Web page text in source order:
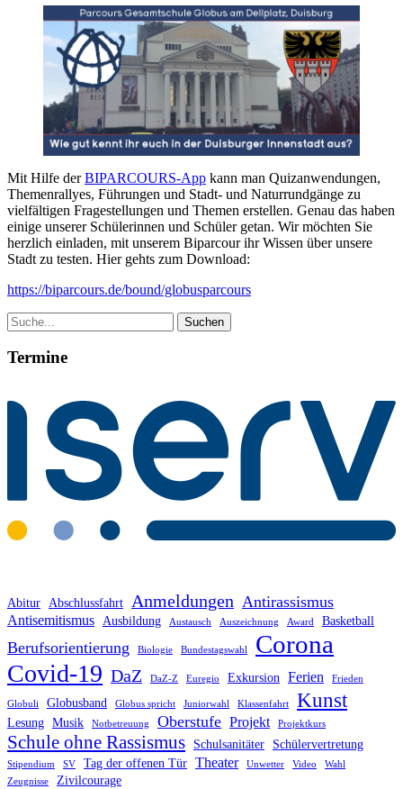
Schüler
Mit Hilfe derBIPARCOURS-App kann man Quizanwendungen,
Themenrallyes, Führungen und Stadt- und Naturrundgänge zu
vielfältigen Fragestellungen und Themen erstellen. Genau das haben
einige unserer Schülerinnen und Schüler getan. Wir möchten Sie
herzlich einladen, mit unserem Biparcour ihr Wissen über unsere
Stadt zu testen. Hier gehts zum Download:
https://biparcours.de/bound/globusparcours
Termine
Abitur Abschlussfahrt Anmeldungen Antirassismus
Antisemitismus Ausbildung Austausch Auszeichnung Award Basketball
Berufsorientierung Biologie Bundestagswahl Corona
Covid-19 DaZ DaZ-Z Euregio Exkursion Ferien Frieden
Globuli Globusband Globus spricht Juniorwahl Klassenfahrt Kunst
Lesung Musik Notbetreuung Oberstufe Projekt Projektkurs
Schule ohne Rassismus Schulsanitäter Schülervertretung
Stipendium SV Tag der offenen Tür Theater Unwetter Video
Wahl
Zeugnisse
Zivilcourage